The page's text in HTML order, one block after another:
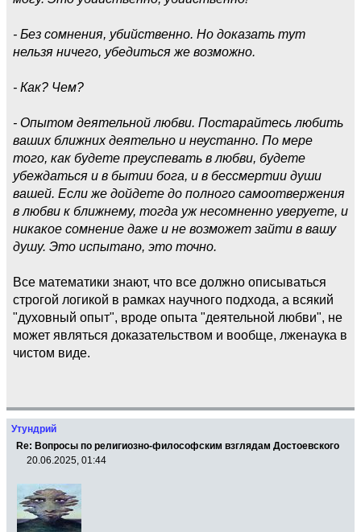
- Без сомнения, убийственно. Но доказать тут
нельзя ничего, убедиться же возможно.
- Как? Чем?
- Опытом деятельной любви. Постарайтесь любить
ваших ближних деятельно и неустанно. По мере
того, как будете преуспевать в любви, будете
убеждаться и в бытии бога, и в бессмертии души
вашей. Если же дойдете до полного самоотвержения
в любви к ближнему, тогда уж несомненно уверуете, и
никакое сомнение даже и не возможет зайти в вашу
душу. Это испытано, это точно.
Все математики знают, что все должно описываться
строгой логикой в рамках научного подхода, а всякий
"духовный опыт", вроде опыта "деятельной любви", не
может являться доказательством и вообще, лженаука в
чистом виде.
Утундрий
Re: Вопросы по религиозно-философским взглядам Достоевского
20.06.2025, 01:44